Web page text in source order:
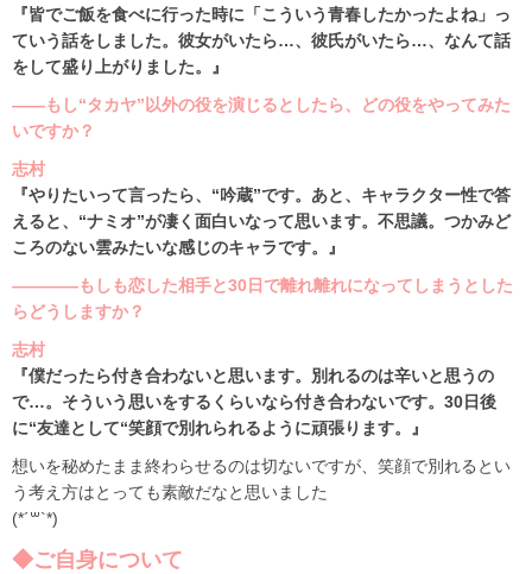
『皆でご飯を食べに行った時に「こういう青春したかったよね」っ
ていう話をしました。彼女がいたら…、彼氏がいたら…、なんて話
をして盛り上がりました。』
――もし“タカヤ”以外の役を演じるとしたら、どの役をやってみた
いですか？
志村
『やりたいって言ったら、“吟蔵”です。あと、キャラクター性で答
えると、“ナミオ”が凄く面白いなって思います。不思議。つかみど
ころのない雲みたいな感じのキャラです。』
――――もしも恋した相手と30日で離れ離れになってしまうとした
らどうしますか？
志村
『僕だったら付き合わないと思います。別れるのは辛いと思うの
で…。そういう思いをするくらいなら付き合わないです。30日後
に“友達として“笑顔で別れられるように頑張ります。』
想いを秘めたまま終わらせるのは切ないですが、笑顔で別れるとい
う考え方はとっても素敵だなと思いました
(*´꒳`*)
◆ご自身について